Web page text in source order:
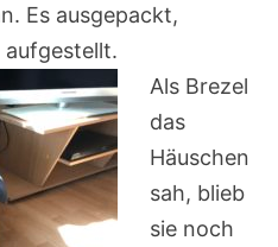
Es ausgepackt,
aufgestellt.
Als Brezel
das
Häuschen
sah, blieb
sie noch